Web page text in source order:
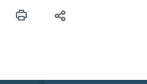
felhasználók számára is